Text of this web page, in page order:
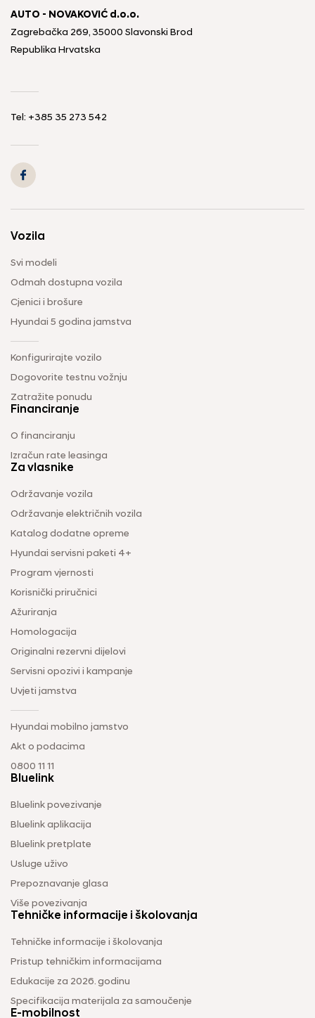
AUTO - NOVAKOVIĆ d.o.o.
Zagrebačka 269, 35000 Slavonski Brod
Republika Hrvatska
Tel: +385 35 273 542
Vozila
Svi modeli
Odmah dostupna vozila
Cjenici i brošure
Hyundai 5 godina jamstva
Konfigurirajte vozilo
Dogovorite testnu vožnju
Zatražite ponudu
Financiranje
O financiranju
Izračun rate leasinga
Za vlasnike
Održavanje vozila
Održavanje električnih vozila
Katalog dodatne opreme
Hyundai servisni paketi 4+
Program vjernosti
Korisnički priručnici
Ažuriranja
Homologacija
Originalni rezervni dijelovi
Servisni opozivi i kampanje
Uvjeti jamstva
Hyundai mobilno jamstvo
Akt o podacima
0800 11 11
Bluelink
Bluelink povezivanje
Bluelink aplikacija
Bluelink pretplate
Usluge uživo
Prepoznavanje glasa
Više povezivanja
Tehničke informacije i školovanja
Tehničke informacije i školovanja
Pristup tehničkim informacijama
Edukacije za 2026. godinu
Specifikacija materijala za samoučenje
E-mobilnost